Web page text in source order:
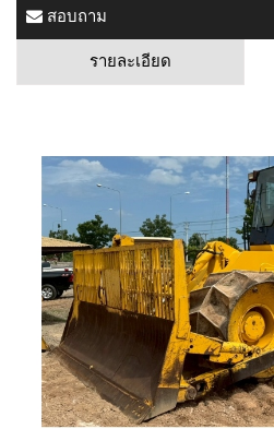
สอบถาม
รายละเอียด